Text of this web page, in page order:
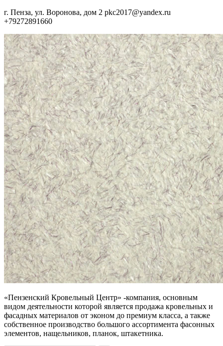
г. Пенза, ул. Воронова, дом 2 pkc2017@yandex.ru
+79272891660
«Пензенский Кровельный Центр» -компания, основным
видом деятельности которой является продажа кровельных и
фасадных материалов от эконом до премиум класса, а также
собственное производство большого ассортимента фасонных
элементов, нащельников, планок, штакетника.